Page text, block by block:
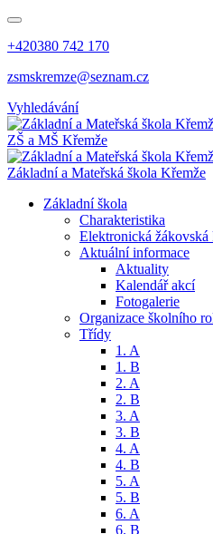
+420380 742 170
zsmskremze@seznam.cz
Vyhledávání
ZŠ a MŠ Křemže
Základní a Mateřská škola Křemže
Základní škola
Charakteristika
Elektronická žákovská
Aktuální informace
Aktuality
Kalendář akcí
Fotogalerie
Organizace školního
Třídy
1. A
1. B
2. A
2. B
3. A
3. B
4. A
4. B
5. A
5. B
6. A
6. B